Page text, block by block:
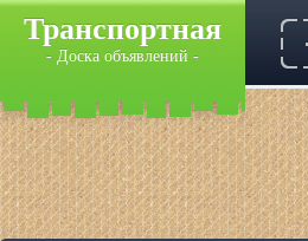
Транспортная
- Доска объявлений -